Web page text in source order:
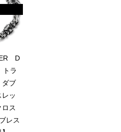
D
ラ
ブ
ッ
ロス
レス